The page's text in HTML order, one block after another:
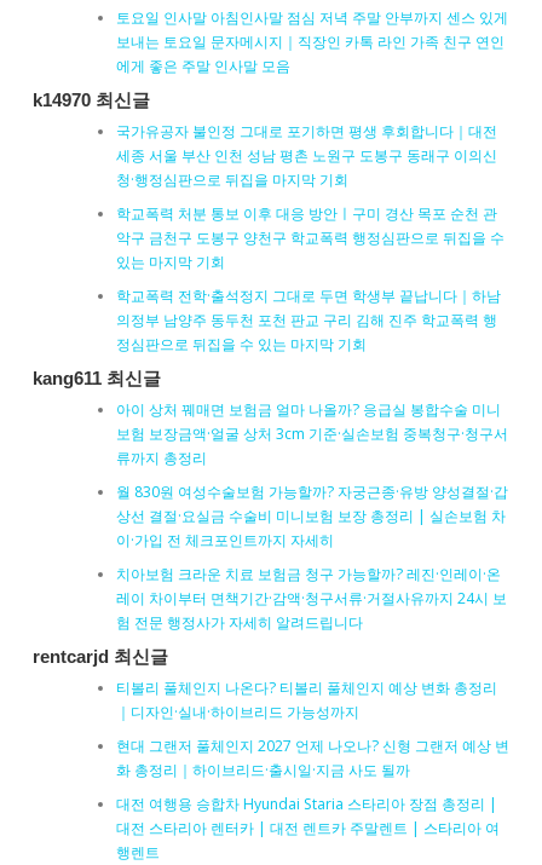
토요일 인사말 아침인사말 점심 저녁 주말 안부까지 센스 있게
보내는 토요일 문자메시지｜직장인 카톡 라인 가족 친구 연인
에게 좋은 주말 인사말 모음
k14970 최신글
국가유공자 불인정 그대로 포기하면 평생 후회합니다｜대전
세종 서울 부산 인천 성남 평촌 노원구 도봉구 동래구 이의신
청·행정심판으로 뒤집을 마지막 기회
학교폭력 처분 통보 이후 대응 방안ㅣ구미 경산 목포 순천 관
악구 금천구 도봉구 양천구 학교폭력 행정심판으로 뒤집을 수
있는 마지막 기회
학교폭력 전학·출석정지 그대로 두면 학생부 끝납니다｜하남
의정부 남양주 동두천 포천 판교 구리 김해 진주 학교폭력 행
정심판으로 뒤집을 수 있는 마지막 기회
kang611 최신글
아이 상처 꿰매면 보험금 얼마 나올까? 응급실 봉합수술 미니
보험 보장금액·얼굴 상처 3cm 기준·실손보험 중복청구·청구서
류까지 총정리
월 830원 여성수술보험 가능할까? 자궁근종·유방 양성결절·갑
상선 결절·요실금 수술비 미니보험 보장 총정리 | 실손보험 차
이·가입 전 체크포인트까지 자세히
치아보험 크라운 치료 보험금 청구 가능할까? 레진·인레이·온
레이 차이부터 면책기간·감액·청구서류·거절사유까지 24시 보
험 전문 행정사가 자세히 알려드립니다
rentcarjd 최신글
티볼리 풀체인지 나온다? 티볼리 풀체인지 예상 변화 총정리
｜디자인·실내·하이브리드 가능성까지
현대 그랜저 풀체인지 2027 언제 나오나? 신형 그랜저 예상 변
화 총정리｜하이브리드·출시일·지금 사도 될까
대전 여행용 승합차 Hyundai Staria 스타리아 장점 총정리 |
대전 스타리아 렌터카 | 대전 렌트카 주말렌트 | 스타리아 여
행렌트